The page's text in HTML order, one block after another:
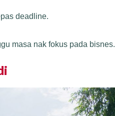
deadline.
masa nak fokus pada bisnes.